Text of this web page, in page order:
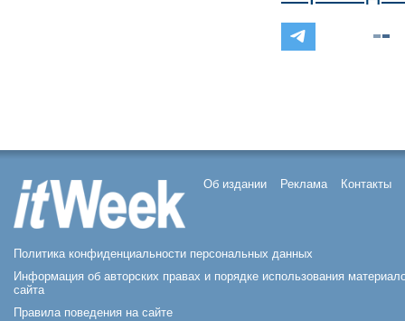
Об издании Реклама Контакты
Политика конфиденциальности персональных данных
Информация об авторских правах и порядке использования
сайта
Правила поведения на сайте